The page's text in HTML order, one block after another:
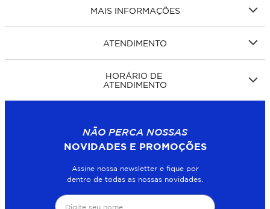
MAIS INFORMAÇÕES
ATENDIMENTO
HORÁRIO DE
ATENDIMENTO
NÃO PERCA NOSSAS
NOVIDADES E PROMOÇÕES
Assine nossa newsletter e fique por
dentro de todas as nossas novidades.